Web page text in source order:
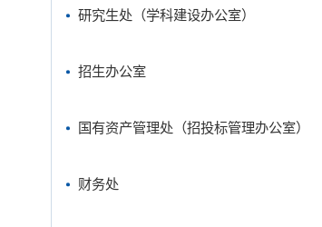
研究生处（学科建设办公室）
招生办公室
国有资产管理处（招投标管理办公室）
财务处